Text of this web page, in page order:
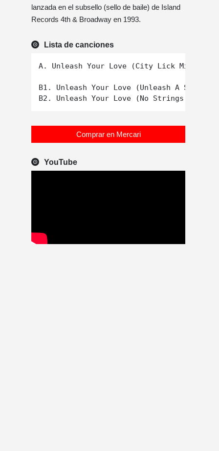
lanzada en el subsello (sello de baile) de Island
Records 4th & Broadway en 1993.
Lista de canciones
A. Unleash Your Love (City Lick Mix)
B1. Unleash Your Love (Unleash A Scat
Comprar en Mercari
YouTube